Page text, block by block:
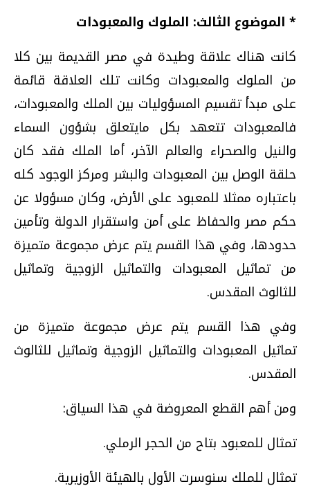
* الموضوع الثالث: الملوك والمعبودات
كانت هناك علاقة وطيدة في مصر القديمة بين كلا
من الملوك والمعبودات وكانت تلك العلاقة قائمة
على مبدأ تقسيم المسؤوليات بين الملك والمعبودات،
فالمعبودات تتعهد بكل مايتعلق بشؤون السماء
والنيل والصحراء والعالم الآخر، أما الملك فقد كان
حلقة الوصل بين المعبودات والبشر ومركز الوجود كله
باعتباره ممثلا للمعبود على الأرض، وكان مسؤولا عن
حكم مصر والحفاظ على أمن واستقرار الدولة وتأمين
حدودها، وفي هذا القسم يتم عرض مجموعة متميزة
من تماثيل المعبودات والتماثيل الزوجية وتماثيل
للثالوث المقدس.
وفي هذا القسم يتم عرض مجموعة متميزة من
تماثيل المعبودات والتماثيل الزوجية وتماثيل للثالوث
المقدس.
ومن أهم القطع المعروضة في هذا السياق:
تمثال للمعبود بتاح من الحجر الرملي.
تمثال للملك سنوسرت الأول بالهيئة الأوزيرية.